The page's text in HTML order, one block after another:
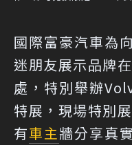
國際富豪汽車為
迷朋友展示品牌
處，特別舉辦
特展 ，現場特別
有車主牆分享真